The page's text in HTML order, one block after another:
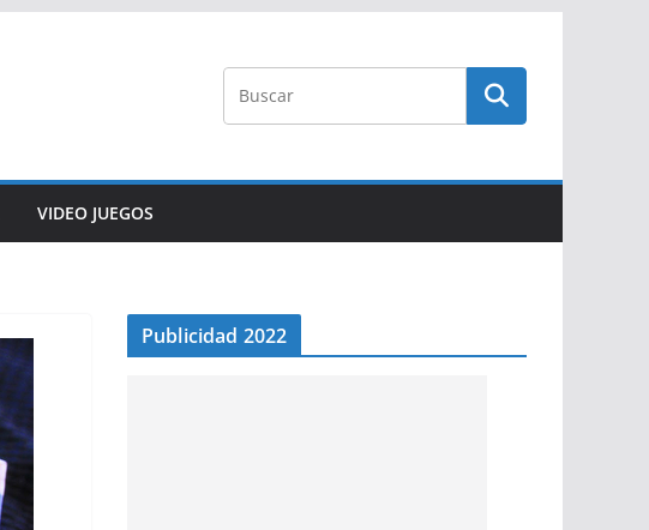
VIDEO JUEGOS
Publicidad 2022